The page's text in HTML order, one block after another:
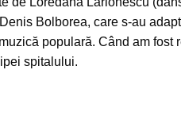
Bolborea, care s-au
populară. Când am
spitalului.